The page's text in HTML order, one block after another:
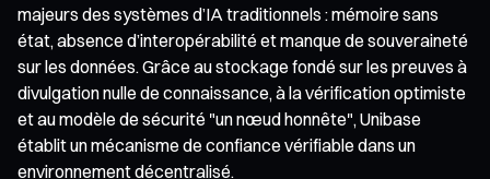
majeurs des systèmes d’IA traditionnels : mémoire sans
état, absence d’interopérabilité et manque de souveraineté
sur les données. Grâce au stockage fondé sur les preuves à
divulgation nulle de connaissance, à la vérification optimiste
et au modèle de sécurité "un nœud honnête", Unibase
établit un mécanisme de confiance vérifiable dans un
environnement décentralisé.